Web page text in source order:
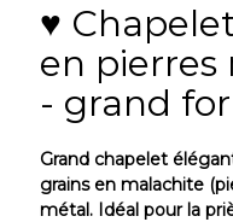
♥
en pierres
- grand
Grand chapelet
grains en malachite
métal. Idéal pour la